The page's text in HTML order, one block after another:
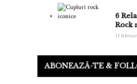
6
Rock
13
ABONEAZĂ-TE &